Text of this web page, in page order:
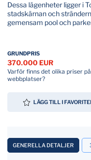
Dessa lägenheter ligger i
stadskärnan och
gemensam pool och
GRUNDPRIS
370.000 EUR
Varför finns det olika priser
webbplatser?
LÄGG TILL I
GENERELLA DETALJER